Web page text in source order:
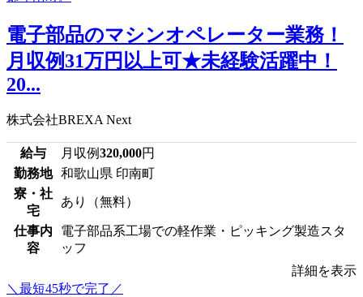
電子部品のマシンオペレーター業務！
月収例31万円以上可★未経験活躍中！
20...
株式会社BREXA Next
給与 月収例320,000円
勤務地 和歌山県 印南町
寮・社
宅
あり（無料）
仕事内
容
電子部品系工場での軽作業・ピッキング製造スタ
ッフ
詳細を表示
＼最短45秒で完了／